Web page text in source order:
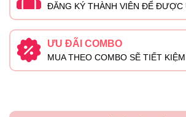
ĐĂNG KÝ THÀNH VIÊN ĐỂ
ƯU ĐÃI COMBO
MUA THEO COMBO SẼ TIẾT